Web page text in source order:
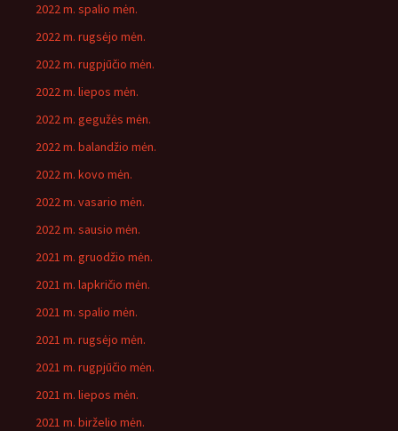
2022 m. spalio mėn.
2022 m. rugsėjo mėn.
2022 m. rugpjūčio mėn.
2022 m. liepos mėn.
2022 m. gegužės mėn.
2022 m. balandžio mėn.
2022 m. kovo mėn.
2022 m. vasario mėn.
2022 m. sausio mėn.
2021 m. gruodžio mėn.
2021 m. lapkričio mėn.
2021 m. spalio mėn.
2021 m. rugsėjo mėn.
2021 m. rugpjūčio mėn.
2021 m. liepos mėn.
2021 m. birželio mėn.